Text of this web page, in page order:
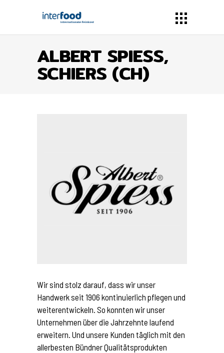
ALBERT SPIESS,
SCHIERS (CH)
Wir sind stolz darauf, dass wir unser
Handwerk seit 1906 kontinuierlich pflegen und
weiterentwickeln. So konnten wir unser
Unternehmen über die Jahrzehnte laufend
erweitern. Und unsere Kunden täglich mit den
allerbesten Bündner Qualitätsprodukten